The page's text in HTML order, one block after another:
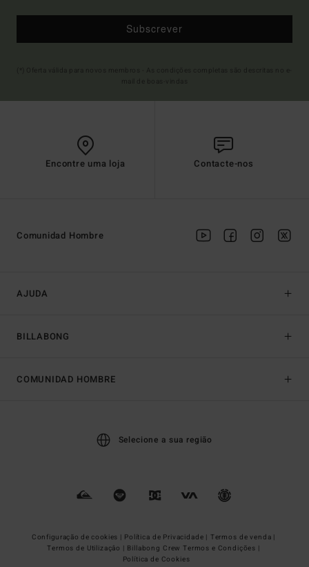
Subscrever
Encontre uma loja Contacte-nos
AJUDA
BILLABONG
Comunidad Hombre
COMUNIDAD HOMBRE
Selecione a sua região
Configuração de cookies | Política de Privacidade | Termos de venda |
Termos de Utilizaçâo | Billabong Crew Termos e Condições |
Política de Cookies